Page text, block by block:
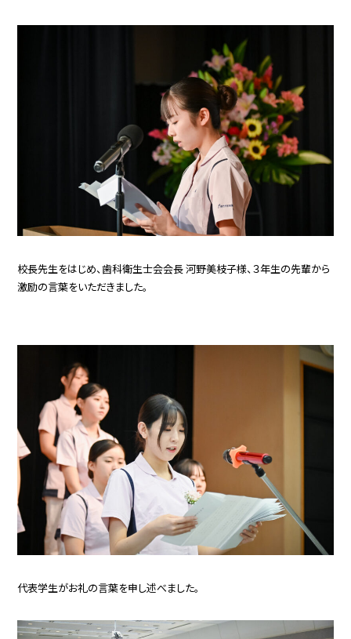
校長先生をはじめ、歯科衛生士会会長 河野美枝子様、３年生の先輩から
激励の言葉をいただきました。
代表学生がお礼の言葉を申し述べました。